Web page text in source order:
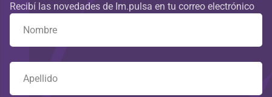
Recibí las novedades de Im.pulsa en tu correo electrónico